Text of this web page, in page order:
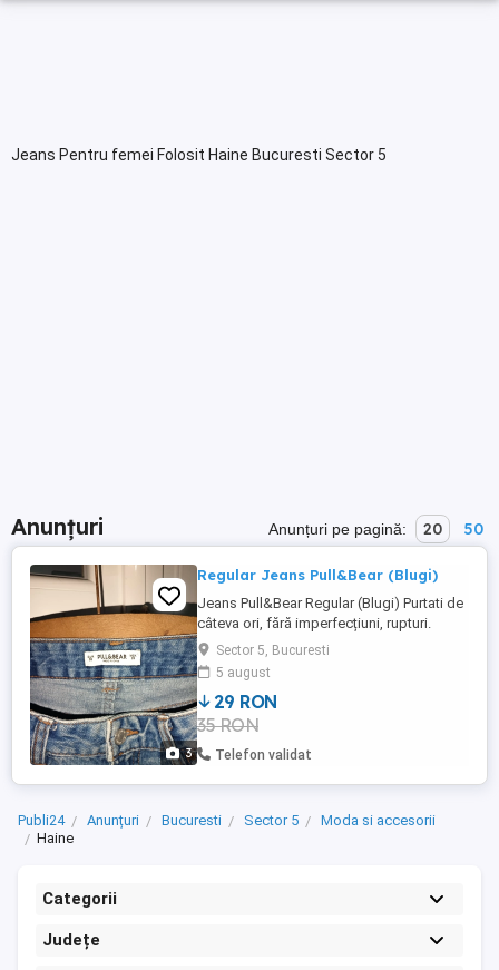
Jeans Pentru femei Folosit Haine Bucuresti Sector 5
Anunțuri Anunțuri pe pagină: 20 50
3
Regular Jeans Pull&Bear (Blugi)
Jeans Pull&Bear Regular (Blugi) Purtati de
câteva ori, fără imperfecțiuni, rupturi.
Culoare: Albastru Denim Mărime: 38 Preț:
29 Lei (Negociabil)
Sector 5, Bucuresti
5 august
29 RON
35 RON
Telefon validat
Publi24 Anunțuri Bucuresti Sector 5
Moda si accesorii
Haine
Categorii
Județe